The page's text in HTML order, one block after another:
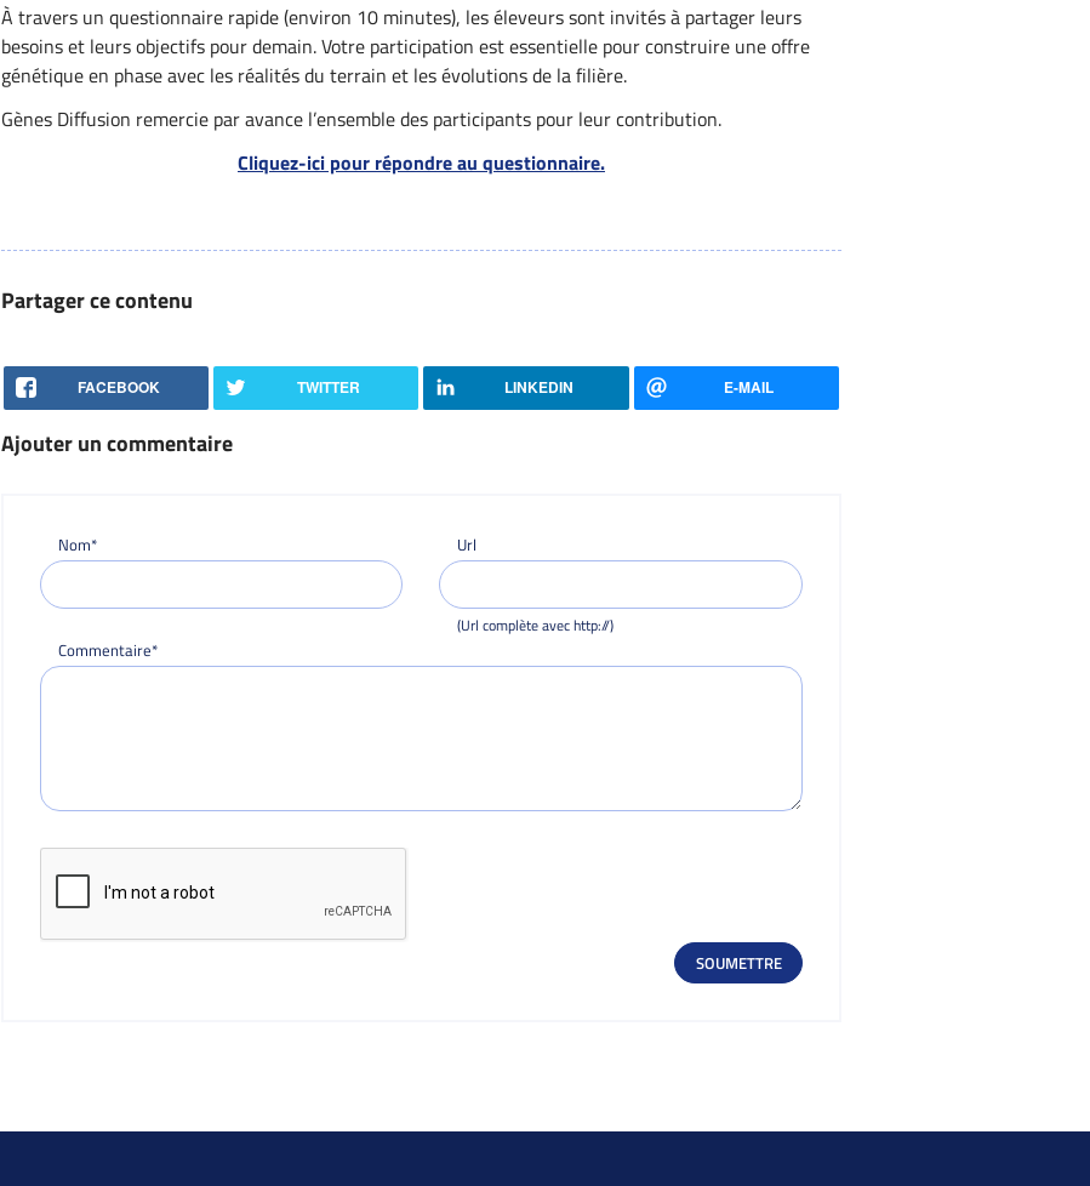
À travers un questionnaire rapide (environ 10 minutes), les éleveurs sont invités à partager leurs
besoins et leurs objectifs pour demain. Votre participation est essentielle pour construire une offre
génétique en phase avec les réalités du terrain et les évolutions de la filière.
Gènes Diffusion remercie par avance l’ensemble des participants pour leur contribution.
Cliquez-ici pour répondre au questionnaire.
Partager ce contenu
FACEBOOK TWITTER LINKEDIN E-MAIL
Ajouter un commentaire
Nom* Url
(Url complète avec http://)
Commentaire*